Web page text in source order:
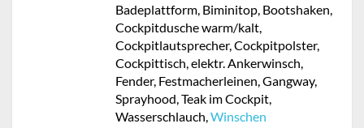
Badeplattform, Biminitop, Bootshaken,
Cockpitdusche warm/kalt,
Cockpitlautsprecher, Cockpitpolster,
Cockpittisch, elektr. Ankerwinsch,
Fender, Festmacherleinen, Gangway,
Sprayhood, Teak im Cockpit,
Wasserschlauch, Winschen